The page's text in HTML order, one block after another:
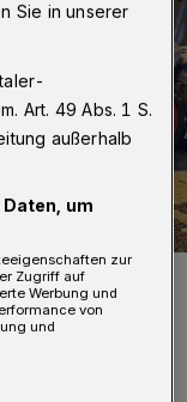
Sie in unserer
Art. 49 Abs. 1 S.
außerhalb
um
zur
Zugriff auf
Werbung und
von
und